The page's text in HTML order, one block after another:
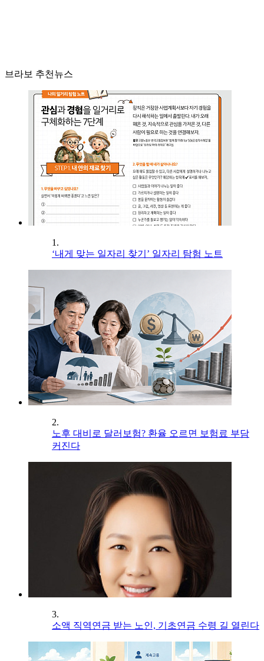
브라보 추천뉴스
1.
‘내게 맞는 일자리 찾기’ 일자리 탐험 노트
2.
노후 대비로 달러보험? 환율 오르면 보험료 부담
커진다
3.
소액 직역연금 받는 노인, 기초연금 수령 길 열린다